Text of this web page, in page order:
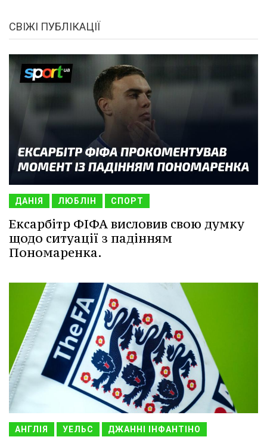
СВІЖІ ПУБЛІКАЦІЇ
ДАНІЯ ЛЮБЛІН СПОРТ
Ексарбітр ФІФА висловив свою думку
щодо ситуації з падінням
Пономаренка.
АНГЛІЯ УЕЛЬС ДЖАННІ ІНФАНТІНО